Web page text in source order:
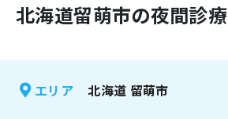
花粉症
感染症
北海道留萌市の夜間診療
エリア 北海道 留萌市